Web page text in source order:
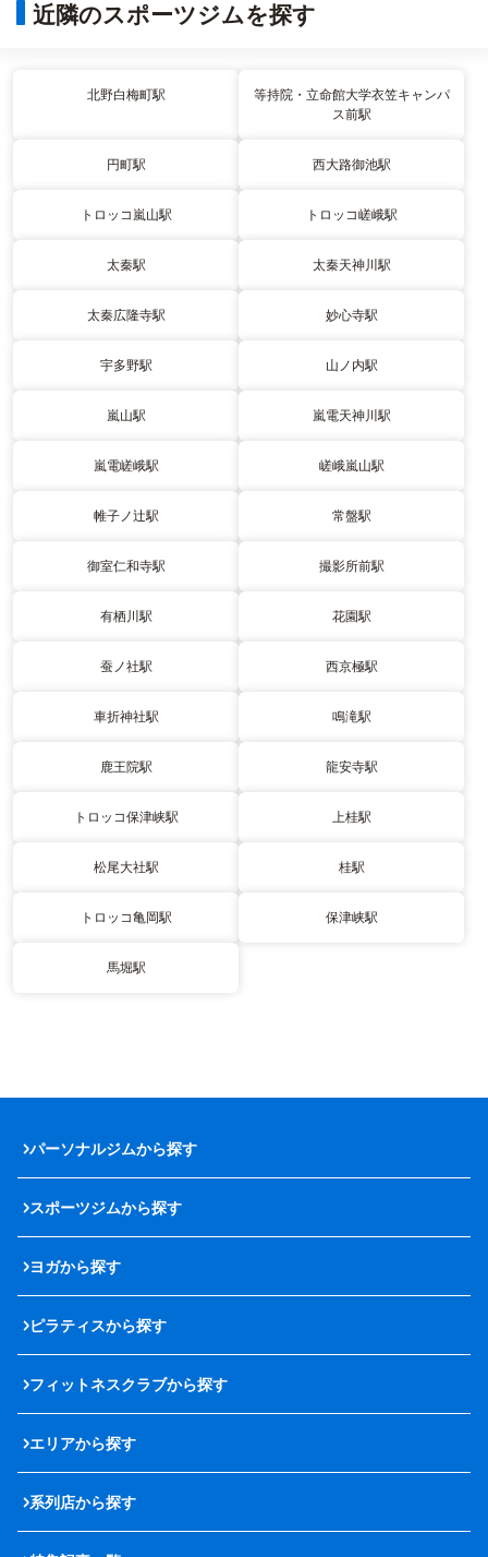
近隣のスポーツジムを探す
北野白梅町駅
等持院・立命館大学衣笠キャンパ
ス前駅
円町駅 西大路御池駅
トロッコ嵐山駅 トロッコ嵯峨駅
太秦駅 太秦天神川駅
太秦広隆寺駅 妙心寺駅
宇多野駅 山ノ内駅
嵐山駅 嵐電天神川駅
嵐電嵯峨駅 嵯峨嵐山駅
帷子ノ辻駅 常盤駅
御室仁和寺駅 撮影所前駅
有栖川駅 花園駅
蚕ノ社駅 西京極駅
車折神社駅 鳴滝駅
鹿王院駅 龍安寺駅
トロッコ保津峡駅 上桂駅
松尾大社駅 桂駅
トロッコ亀岡駅 保津峡駅
馬堀駅
パーソナルジムから探す
スポーツジムから探す
ヨガから探す
ピラティスから探す
フィットネスクラブから探す
エリアから探す
系列店から探す